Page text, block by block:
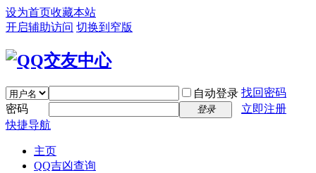
设为首页收藏本站
开启辅助访问 切换到窄版
自动登录 找回密码
密码
登录
立即注册
快捷导航
主页
QQ吉凶查询